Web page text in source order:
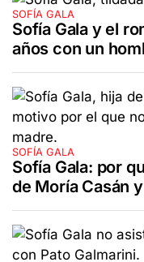
SOFÍA GALA
Sofía Gala y el
años con un
SOFÍA GALA
Sofía Gala: por
de Moría Casán